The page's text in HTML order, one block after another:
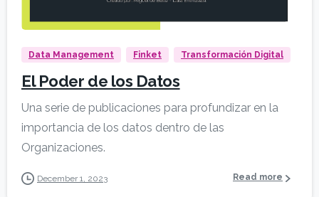
Data Management Finket Transformación Digital
El Poder de los Datos
Una serie de publicaciones para profundizar en la
importancia de los datos dentro de las
Organizaciones.
December 1, 2023 Read more